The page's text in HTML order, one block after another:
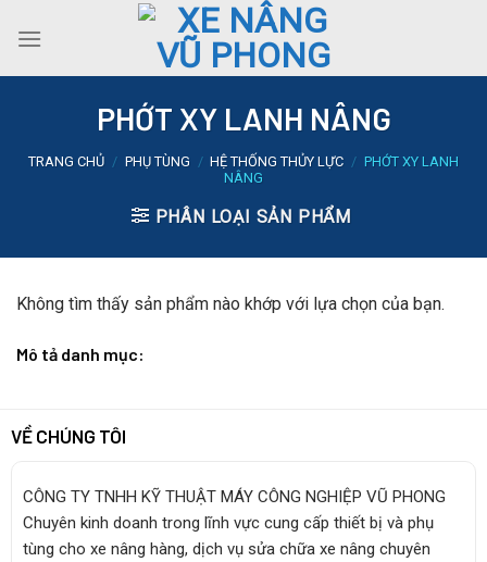
PHỚT XY LANH NÂNG
TRANG CHỦ / PHỤ TÙNG / HỆ THỐNG THỦY LỰC / PHỚT XY LANH
NÂNG
PHÂN LOẠI SẢN PHẨM
Không tìm thấy sản phẩm nào khớp với lựa chọn của bạn.
Mô tả danh mục:
VỀ CHÚNG TÔI
CÔNG TY TNHH KỸ THUẬT MÁY CÔNG NGHIỆP VŨ PHONG
Chuyên kinh doanh trong lĩnh vực cung cấp thiết bị và phụ
tùng cho xe nâng hàng, dịch vụ sửa chữa xe nâng chuyên